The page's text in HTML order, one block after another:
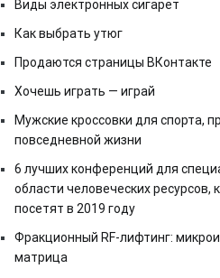
Виды электронных сигарет
Как выбрать утюг
Продаются страницы ВКонтакте
Хочешь играть — играй
Мужские кроссовки для спорта,
повседневной жизни
6 лучших конференций для
области человеческих ресурсов,
посетят в 2019 году
Фракционный RF-лифтинг:
матрица